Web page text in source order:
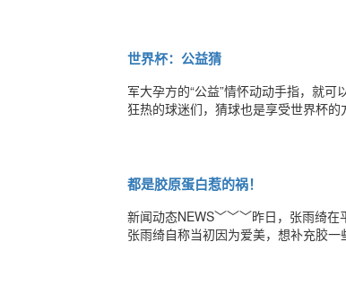
世界杯：公益猜
军大孕方的“公益”情怀动动手指，就
狂热的球迷们，猜球也是享受世界杯
都是胶原蛋白惹的祸！
新闻动态NEWS﹀﹀﹀昨日，张雨绮在
张雨绮自称当初因为爱美，想补充胶